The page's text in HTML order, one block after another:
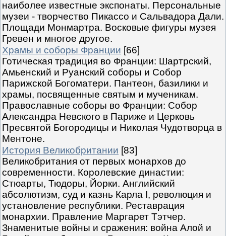
наиболее известные экспонаты. Персональные
музеи - творчество Пикассо и Сальвадора Дали.
Площади Монмартра. Восковые фигуры музея
Гревен и многое другое.
Храмы и соборы Франции [66]
Готическая традиция во Франции: Шартрский,
Амьенский и Руанский соборы и Собор
Парижской Богоматери. Пантеон, базилики и
храмы, посвященные святым и мученикам.
Православные соборы во Франции: Собор
Александра Невского в Париже и Церковь
Пресвятой Богородицы и Николая Чудотворца в
Ментоне.
История Великобритании [83]
Великобритания от первых монархов до
современности. Королевские династии:
Стюарты, Тюдоры, Йорки. Английский
абсолютизм, суд и казнь Карла I, революция и
установление республики. Реставрация
монархии. Правление Маргарет Тэтчер.
Знаменитые войны и сражения: война Алой и